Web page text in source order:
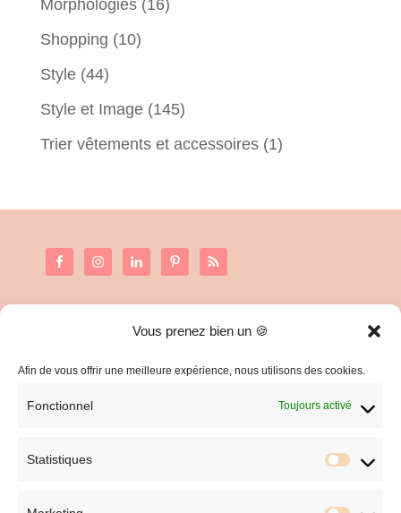
Vous prenez bien un 🍪
Afin de vous offrir une meilleure expérience, nous utilisons des cookies.
Fonctionnel Toujours activé
Statistiques
Morphologies(16)
Shopping (10)
Style(44)
Style et Image(145)
Trier vêtements et accessoires(1)
C.G.V. et Mentions Légales
Politique de confidentialité